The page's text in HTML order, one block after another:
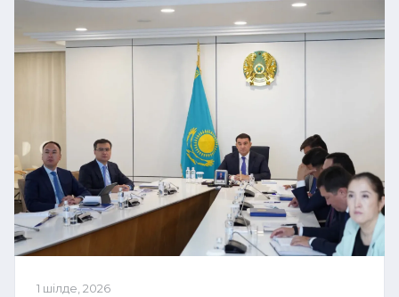
1 шілде, 2026